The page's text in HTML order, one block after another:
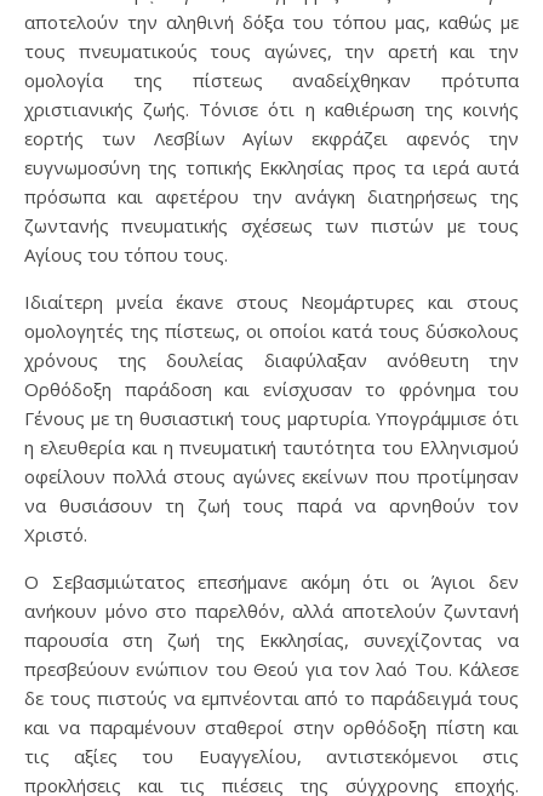
αποτελούν την αληθινή δόξα του τόπου μας, καθώς με
τους πνευματικούς τους αγώνες, την αρετή και την
ομολογία της πίστεως αναδείχθηκαν πρότυπα
χριστιανικής ζωής. Τόνισε ότι η καθιέρωση της κοινής
εορτής των Λεσβίων Αγίων εκφράζει αφενός την
ευγνωμοσύνη της τοπικής Εκκλησίας προς τα ιερά αυτά
πρόσωπα και αφετέρου την ανάγκη διατηρήσεως της
ζωντανής πνευματικής σχέσεως των πιστών με τους
Αγίους του τόπου τους.
Ιδιαίτερη μνεία έκανε στους Νεομάρτυρες και στους
ομολογητές της πίστεως, οι οποίοι κατά τους δύσκολους
χρόνους της δουλείας διαφύλαξαν ανόθευτη την
Ορθόδοξη παράδοση και ενίσχυσαν το φρόνημα του
Γένους με τη θυσιαστική τους μαρτυρία. Υπογράμμισε ότι
η ελευθερία και η πνευματική ταυτότητα του Ελληνισμού
οφείλουν πολλά στους αγώνες εκείνων που προτίμησαν
να θυσιάσουν τη ζωή τους παρά να αρνηθούν τον
Χριστό.
Ο Σεβασμιώτατος επεσήμανε ακόμη ότι οι Άγιοι δεν
ανήκουν μόνο στο παρελθόν, αλλά αποτελούν ζωντανή
παρουσία στη ζωή της Εκκλησίας, συνεχίζοντας να
πρεσβεύουν ενώπιον του Θεού για τον λαό Του. Κάλεσε
δε τους πιστούς να εμπνέονται από το παράδειγμά τους
και να παραμένουν σταθεροί στην ορθόδοξη πίστη και
τις αξίες του Ευαγγελίου, αντιστεκόμενοι στις
προκλήσεις και τις πιέσεις της σύγχρονης εποχής.